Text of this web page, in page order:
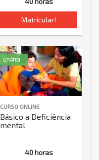
Matricular!
CURSO ONLINE
Básico a Deficiência
mental
40 horas
GRÁTIS!